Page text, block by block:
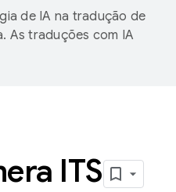
de IA na tradução de
As traduções com IA
ITS